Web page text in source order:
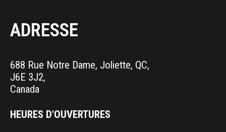
ADRESSE
688 Rue Notre Dame, Joliette, QC,
J6E 3J2,
Canada
HEURES D'OUVERTURES